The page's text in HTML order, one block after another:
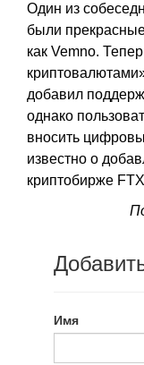
Один из
были
как Vemno.
добавил
однако
вносить
известно о
криптобирже
Имя